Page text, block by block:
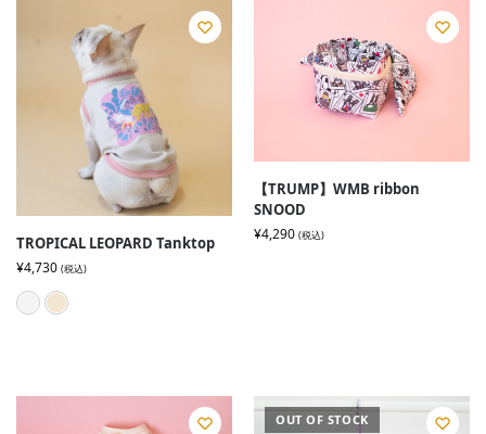
TROPICAL LEOPARD Tanktop
¥4,730 (税込)
【TRUMP】WMB ribbon
SNOOD
¥4,290 (税込)
OUT OF STOCK